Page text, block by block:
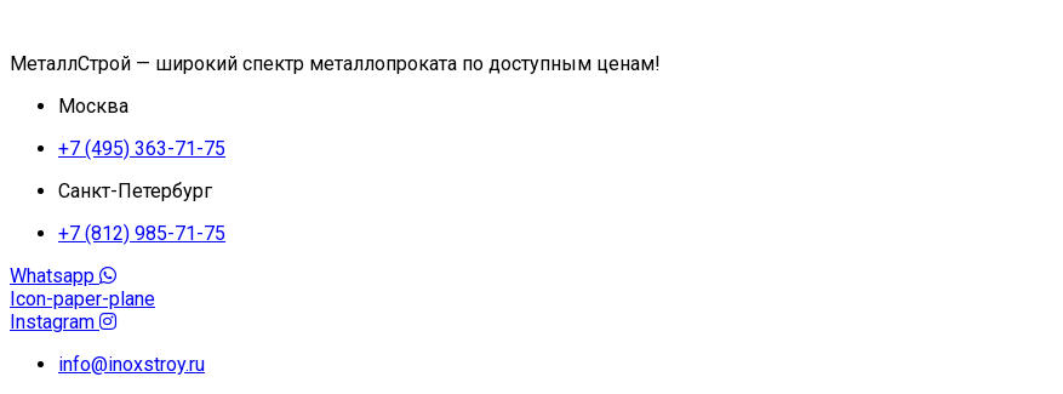
МеталлСтрой — широкий спектр металлопроката по доступным ценам!
Москва
+7 (495) 363-71-75
Санкт-Петербург
+7 (812) 985-71-75
Whatsapp
Icon-paper-plane
Instagram
info@inoxstroy.ru